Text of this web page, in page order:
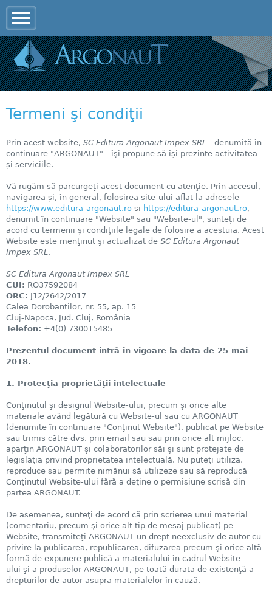
Termeni şi condiţii
Prin acest website, SC Editura Argonaut Impex SRL - denumită în
continuare "ARGONAUT" - îşi propune să își prezinte activitatea
și serviciile.
Vă rugăm să parcurgeţi acest document cu atenţie. Prin accesul,
navigarea și, în general, folosirea site-ului aflat la adresele
https://www.editura-argonaut.ro si https://editura-argonaut.ro,
denumit în continuare "Website" sau "Website-ul", sunteți de
acord cu termenii și condițiile legale de folosire a acestuia. Acest
Website este menţinut şi actualizat de SC Editura Argonaut
Impex SRL.
SC Editura Argonaut Impex SRL
CUI: RO37592084
ORC: J12/2642/2017
Calea Dorobantilor, nr. 55, ap. 15
Cluj-Napoca, Jud. Cluj, România
Telefon: +4(0) 730015485
Prezentul document intră în vigoare la data de 25 mai
2018.
1. Protecţia proprietăţii intelectuale
Conţinutul şi designul Website-ului, precum şi orice alte
materiale având legătură cu Website-ul sau cu ARGONAUT
(denumite în continuare "Conţinut Website"), publicat pe Website
sau trimis către dvs. prin email sau sau prin orice alt mijloc,
aparţin ARGONAUT şi colaboratorilor săi şi sunt protejate de
legislaţia privind proprietatea intelectuală. Nu puteţi utiliza,
reproduce sau permite nimănui să utilizeze sau să reproducă
Conținutul Website-ului fără a deţine o permisiune scrisă din
partea ARGONAUT.
De asemenea, sunteţi de acord că prin scrierea unui material
(comentariu, precum şi orice alt tip de mesaj publicat) pe
Website, transmiteţi ARGONAUT un drept neexclusiv de autor cu
privire la publicarea, republicarea, difuzarea precum şi orice altă
formă de expunere publică a materialului în cadrul Website-
ului şi a produselor ARGONAUT, pe toată durata de existenţă a
drepturilor de autor asupra materialelor în cauză.